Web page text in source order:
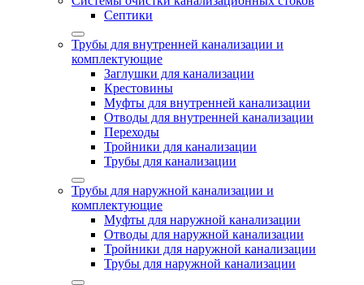
Септики
Трубы для внутренней канализации и
комплектующие
Заглушки для канализации
Крестовины
Муфты для внутренней канализации
Отводы для внутренней канализации
Переходы
Тройники для канализации
Трубы для канализации
Трубы для наружной канализации и
комплектующие
Муфты для наружной канализации
Отводы для наружной канализации
Тройники для наружной канализации
Трубы для наружной канализации